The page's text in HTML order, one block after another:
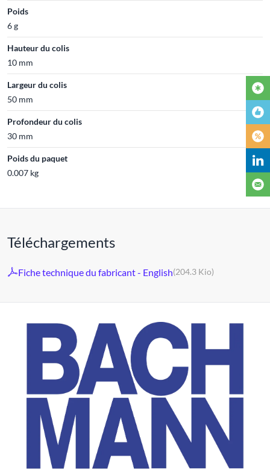
Poids
6 g
Hauteur du colis
10 mm
Largeur du colis
50 mm
Profondeur du colis
30 mm
Poids du paquet
0.007 kg
Téléchargements
Fiche technique du fabricant - English(204.3 Kio)